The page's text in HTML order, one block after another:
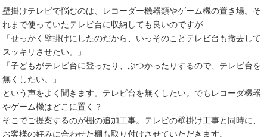
壁掛けテレビで悩むのは、レコーダー機器類やゲーム機の置き場。そ
れまで使っていたテレビ台に収納しても良いのですが
「せっかく壁掛けにしたのだから、いっそのことテレビ台も撤去して
スッキリさせたい。」
「子どもがテレビ台に登ったり、ぶつかったりするので、テレビ台を
無くしたい。」
という声をよく聞きます。テレビ台を無くしたい。でもレコーダ機器
やゲーム機はどこに置く？
そこでご提案するのが棚の追加工事。テレビの壁掛け工事と同時に、
お客様の好みに合わせた棚も取り付けさせていただきます。